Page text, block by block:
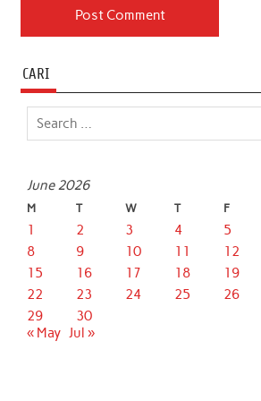
CARI
June 2026
M T W T F
1 2 3 4 5
8
9 10 11 12
15
16 17 18 19
22
23 24 25 26
29
30
« May Jul »